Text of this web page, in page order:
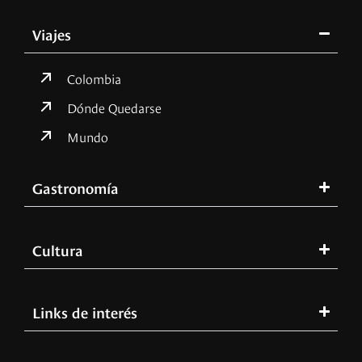
Viajes
Colombia
Dónde Quedarse
Mundo
Gastronomía
Cultura
Links de interés